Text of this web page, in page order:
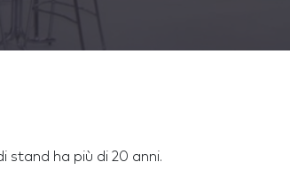
stand ha più di 20 anni.